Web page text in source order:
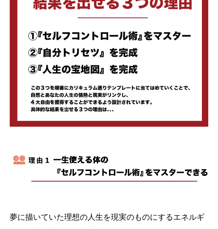
夢に描いていた理想の人生を現実のものにするエネルギ